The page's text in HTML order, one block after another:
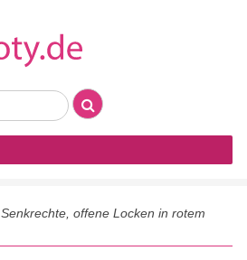
Senkrechte, offene Locken in rotem